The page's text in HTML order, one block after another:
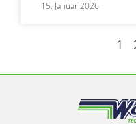
15. Januar 2026
1